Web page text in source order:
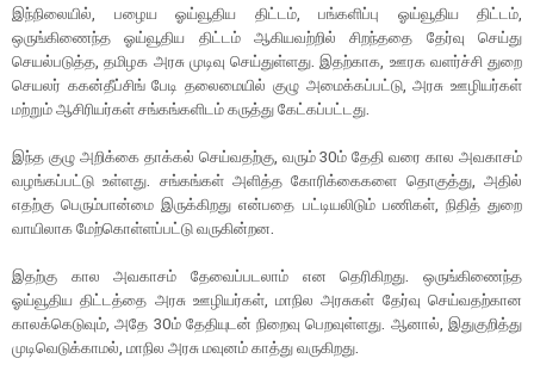
இந்நிலையில், பழைய ஓய்வூதிய திட்டம், பங்களிப்பு ஓய்வூதிய திட்டம்,
ஒருங்கிணைந்த ஓய்வூதிய திட்டம் ஆகியவற்றில் சிறந்ததை தேர்வு செய்து
செயல்படுத்த, தமிழக அரசு முடிவு செய்துள்ளது. இதற்காக, ஊரக வளர்ச்சி துறை
செயலர் ககன்தீப்சிங் பேடி தலைமையில் குழு அமைக்கப்பட்டு, அரசு ஊழியர்கள்
மற்றும் ஆசிரியர்கள் சங்கங்களிடம் கருத்து கேட்கப்பட்டது.
இந்த குழு அறிக்கை தாக்கல் செய்வதற்கு, வரும் 30ம் தேதி வரை கால அவகாசம்
வழங்கப்பட்டு உள்ளது. சங்கங்கள் அளித்த கோரிக்கைகளை தொகுத்து, அதில்
எதற்கு பெரும்பான்மை இருக்கிறது என்பதை பட்டியலிடும் பணிகள், நிதித் துறை
வாயிலாக மேற்கொள்ளப்பட்டு வருகின்றன.
இதற்கு கால அவகாசம் தேவைப்படலாம் என தெரிகிறது. ஒருங்கிணைந்த
ஓய்வூதிய திட்டத்தை அரசு ஊழியர்கள், மாநில அரசுகள் தேர்வு செய்வதற்கான
காலக்கெடுவும், அதே 30ம் தேதியுடன் நிறைவு பெறவுள்ளது. ஆனால், இதுகுறித்து
முடிவெடுக்காமல், மாநில அரசு மவுனம் காத்து வருகிறது.